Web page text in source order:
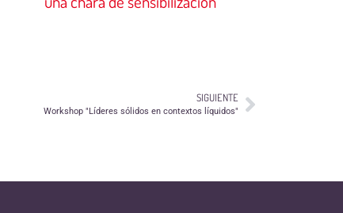
SIGUIENTE
Workshop "Líderes sólidos en contextos líquidos"